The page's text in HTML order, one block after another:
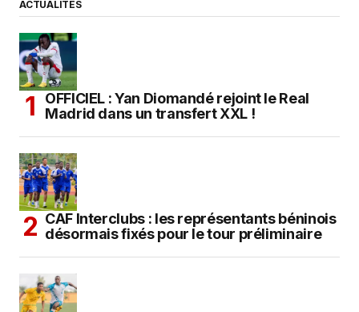
ACTUALITÉS
OFFICIEL : Yan Diomandé rejoint le Real
Madrid dans un transfert XXL !
CAF Interclubs : les représentants béninois
désormais fixés pour le tour préliminaire